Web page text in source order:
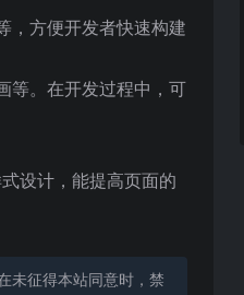
，方便开发者快速构建
等。在开发过程中，可
设计，能提高页面的
未征得本站同意时，禁